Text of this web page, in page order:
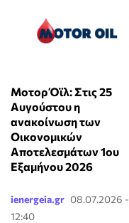
Μοτορ Όϊλ: Στις 25
Αυγούστου η
ανακοίνωση των
Οικονομικών
Αποτελεσμάτων 1ου
Εξαμήνου 2026
ienergeia.gr 08.07.2026 -
12:40